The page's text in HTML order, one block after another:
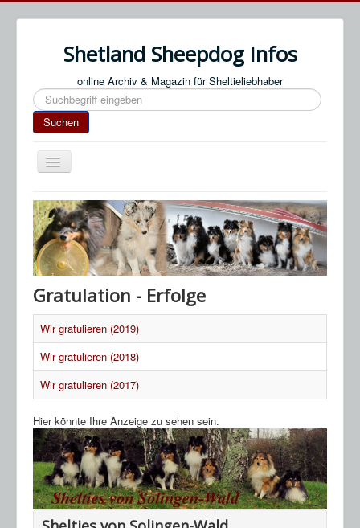
Shetland Sheepdog Infos
online Archiv & Magazin für Sheltieliebhaber
Suchen
Suchen
Navigation
an/aus
Start
Impressum / Datenschutz
An- & Abmeldung
Links
SN Blog
HP Ahnentafeln
Sheltie Archiv
Gratulation - Erfolge
Wir gratulieren (2019)
Wir gratulieren (2018)
Wir gratulieren (2017)
Hier könnte Ihre Anzeige zu sehen sein.